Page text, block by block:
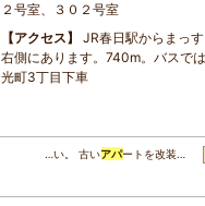
２号室、３０２号室
アクセス
JR春日駅からまっ
右側にあります。740m。バスで
光町3丁目下車
…い。 古いアパートを改装…